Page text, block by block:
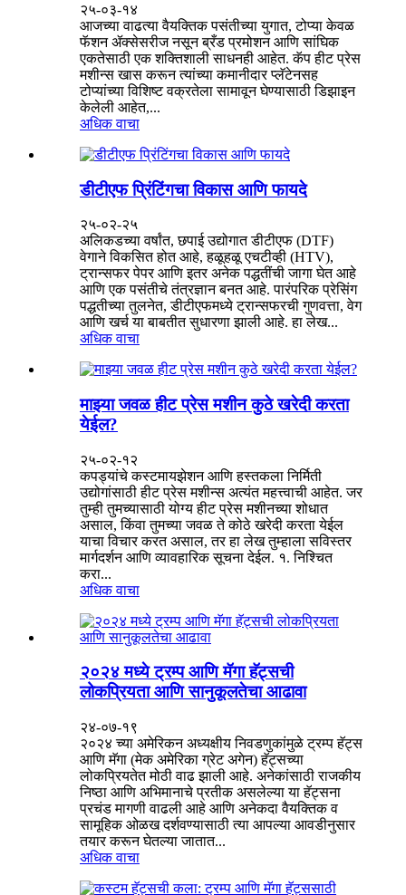
२५-०३-१४
आजच्या वाढत्या वैयक्तिक पसंतीच्या युगात, टोप्या केवळ
फॅशन ॲक्सेसरीज नसून ब्रँड प्रमोशन आणि सांघिक
एकतेसाठी एक शक्तिशाली साधनही आहेत. कॅप हीट प्रेस
मशीन्स खास करून त्यांच्या कमानीदार प्लॅटेनसह
टोप्यांच्या विशिष्ट वक्रतेला सामावून घेण्यासाठी डिझाइन
केलेली आहेत,...
अधिक वाचा
डीटीएफ प्रिंटिंगचा विकास आणि फायदे
२५-०२-२५
अलिकडच्या वर्षांत, छपाई उद्योगात डीटीएफ (DTF)
वेगाने विकसित होत आहे, हळूहळू एचटीव्ही (HTV),
ट्रान्सफर पेपर आणि इतर अनेक पद्धतींची जागा घेत आहे
आणि एक पसंतीचे तंत्रज्ञान बनत आहे. पारंपरिक प्रेसिंग
पद्धतीच्या तुलनेत, डीटीएफमध्ये ट्रान्सफरची गुणवत्ता, वेग
आणि खर्च या बाबतीत सुधारणा झाली आहे. हा लेख...
अधिक वाचा
माझ्या जवळ हीट प्रेस मशीन कुठे खरेदी करता
येईल?
२५-०२-१२
कपड्यांचे कस्टमायझेशन आणि हस्तकला निर्मिती
उद्योगांसाठी हीट प्रेस मशीन्स अत्यंत महत्त्वाची आहेत. जर
तुम्ही तुमच्यासाठी योग्य हीट प्रेस मशीनच्या शोधात
असाल, किंवा तुमच्या जवळ ते कोठे खरेदी करता येईल
याचा विचार करत असाल, तर हा लेख तुम्हाला सविस्तर
मार्गदर्शन आणि व्यावहारिक सूचना देईल. १. निश्चित
करा...
अधिक वाचा
२०२४ मध्ये ट्रम्प आणि मॅगा हॅट्सची
लोकप्रियता आणि सानुकूलतेचा आढावा
२४-०७-१९
२०२४ च्या अमेरिकन अध्यक्षीय निवडणुकांमुळे ट्रम्प हॅट्स
आणि मॅगा (मेक अमेरिका ग्रेट अगेन) हॅट्सच्या
लोकप्रियतेत मोठी वाढ झाली आहे. अनेकांसाठी राजकीय
निष्ठा आणि अभिमानाचे प्रतीक असलेल्या या हॅट्सना
प्रचंड मागणी वाढली आहे आणि अनेकदा वैयक्तिक व
सामूहिक ओळख दर्शवण्यासाठी त्या आपल्या आवडीनुसार
तयार करून घेतल्या जातात...
अधिक वाचा